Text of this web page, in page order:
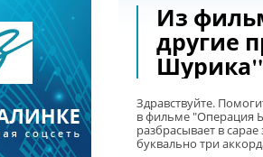
Из
другие
Шурика"
Здравствуйте.
в фильме "Операция
разбрасывает в
буквально три